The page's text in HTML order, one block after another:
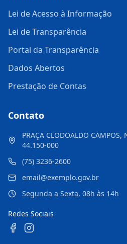
Lei de Acesso à Informação
Lei de Transparência
Portal da Transparência
Dados Abertos
Prestação de Contas
Contato
PRAÇA CLODOALDO CAMPOS,
44.150-000
(75) 3236-2600
email@exemplo.gov.br
Segunda a Sexta, 08h às 14h
Redes Sociais